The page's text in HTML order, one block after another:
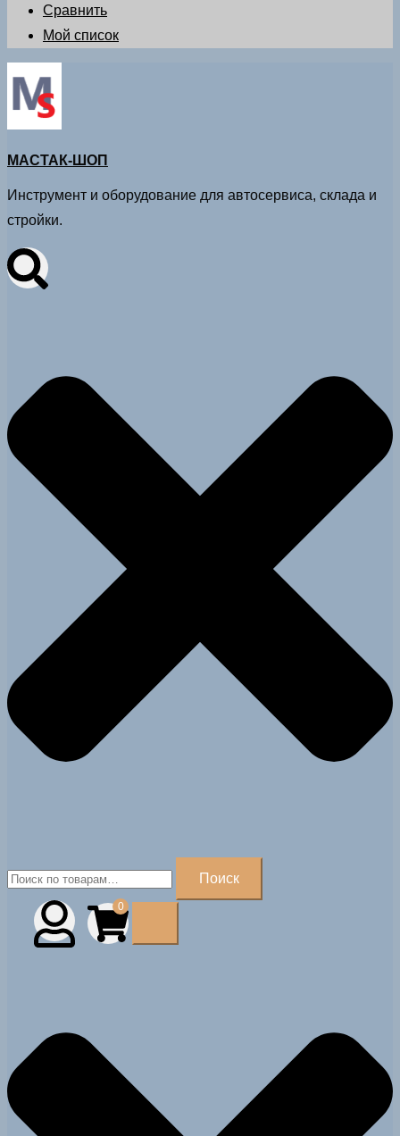
Сравнить
Мой список
МАСТАК-ШОП
Инструмент и оборудование для автосервиса, склада и
стройки.
Искать:
Поиск
0